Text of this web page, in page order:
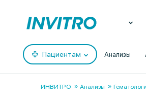
Пациентам Анализы
ИНВИТРО Анализы